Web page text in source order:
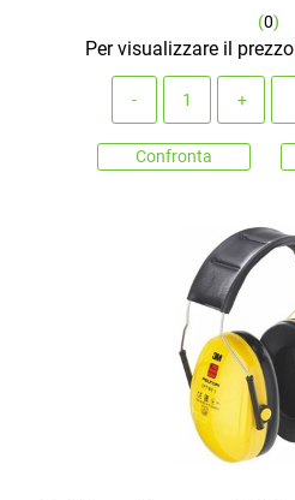
(0)
Per visualizzare il prezzo
Confronta